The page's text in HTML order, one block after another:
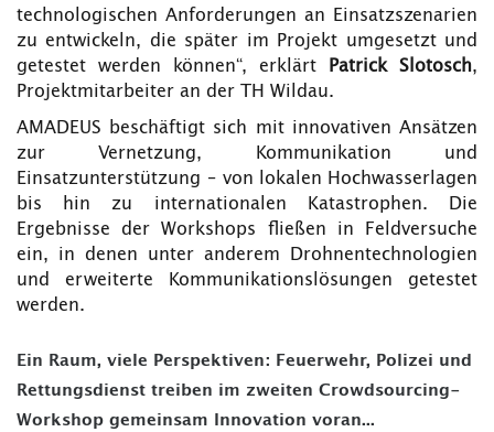
technologischen Anforderungen an Einsatzszenarien
zu entwickeln, die später im Projekt umgesetzt und
getestet werden können“, erklärt
Patrick Slotosch,
Projektmitarbeiter an der TH Wildau.
AMADEUS beschäftigt sich mit innovativen Ansätzen
zur Vernetzung, Kommunikation und
Einsatzunterstützung – von lokalen Hochwasserlagen
bis hin zu internationalen Katastrophen. Die
Ergebnisse der Workshops fließen in Feldversuche
ein, in denen unter anderem Drohnentechnologien
und erweiterte Kommunikationslösungen getestet
werden.
Ein Raum, viele Perspektiven: Feuerwehr, Polizei und
Rettungsdienst treiben im zweiten Crowdsourcing-
Workshop gemeinsam Innovation voran...